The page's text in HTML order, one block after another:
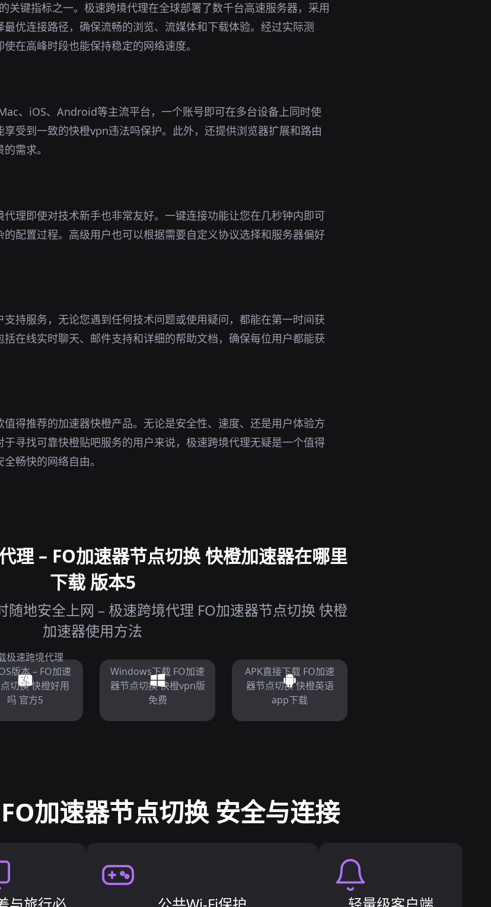
关键指标之一。极速跨境代理在全球部署了数千台高速服务器，采用
优连接路径，确保流畅的浏览、流媒体和下载体验。经过实际测
在高峰时段也能保持稳定的网络速度。
、iOS、Android等主流平台，一个账号即可在多台设备上同时使
受到一致的快橙vpn违法吗保护。此外，还提供浏览器扩展和路由
需求。
理即使对技术新手也非常友好。一键连接功能让您在几秒钟内即可
配置过程。高级用户也可以根据需要自定义协议选择和服务器偏好
持服务，无论您遇到任何技术问题或使用疑问，都能在第一时间获
在线实时聊天、邮件支持和详细的帮助文档，确保每位用户都能获
得推荐的加速器快橙产品。无论是安全性、速度、还是用户体验方
寻找可靠快橙贴吧服务的用户来说，极速跨境代理无疑是一个值得
畅快的网络自由。
理 – FO加速器节点切换 快橙加速器在哪里
下载 版本5
随地安全上网 – 极速跨境代理 FO加速器节点切换 快橙
加速器使用方法
极速跨境代理
版本 – FO加速
切换 快橙好用
吗 官方5
Windows下载 FO加速
器节点切换 快橙vpn版
免费
APK直接下载 FO加速
器节点切换 快橙英语
app下载
加速器节点切换 安全与连接